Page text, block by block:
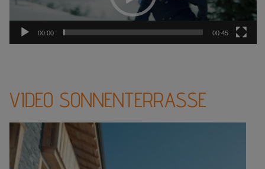
00:00 00:45
VIDEO SONNENTERRASSE
Video-
Player